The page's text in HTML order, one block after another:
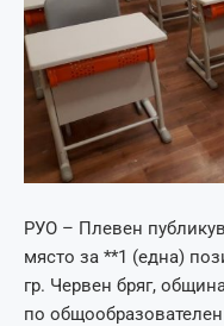
РУО – Плевен
място за **1 (една)
гр. Червен бряг,
по